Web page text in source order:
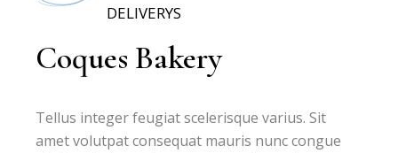
DELIVERYS
Coques Bakery
Tellus integer feugiat scelerisque varius. Sit
amet volutpat consequat mauris nunc congue